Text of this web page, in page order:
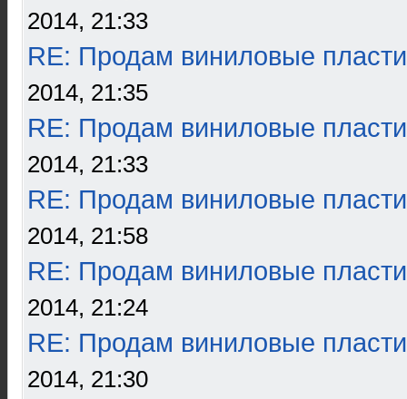
2014, 21:33
RE: Продам виниловые
2014, 21:35
RE: Продам виниловые
2014, 21:33
RE: Продам виниловые
2014, 21:58
RE: Продам виниловые
2014, 21:24
RE: Продам виниловые
2014, 21:30